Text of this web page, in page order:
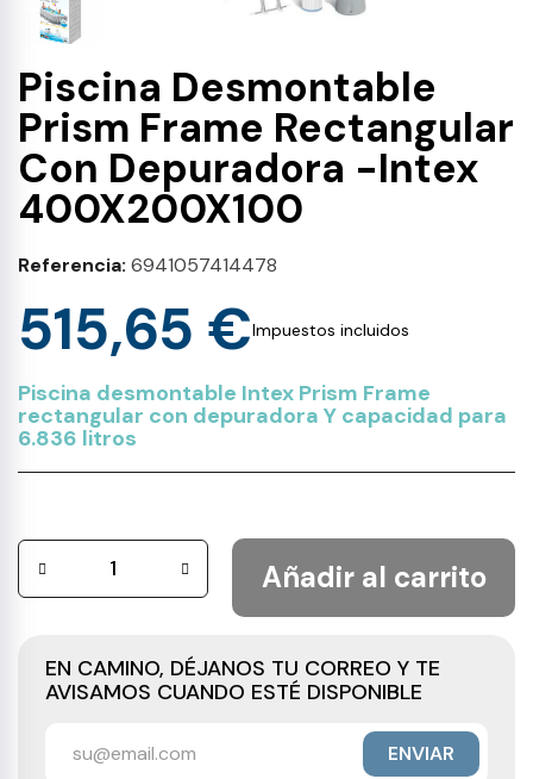
Piscina Desmontable
Prism Frame Rectangular
Con Depuradora -Intex
400X200X100
Referencia 6941057414478
515,65 €Impuestos incluidos
Piscina desmontable Intex Prism Frame
rectangular con depuradora Y capacidad para
6.836 litros
Añadir al carrito
EN CAMINO, DÉJANOS TU CORREO Y TE
AVISAMOS CUANDO ESTÉ DISPONIBLE
ENVIAR